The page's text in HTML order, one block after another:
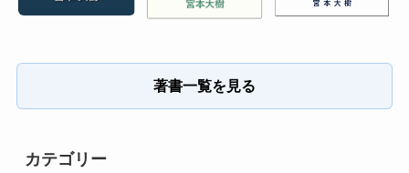
著書一覧を見る
カテゴリー